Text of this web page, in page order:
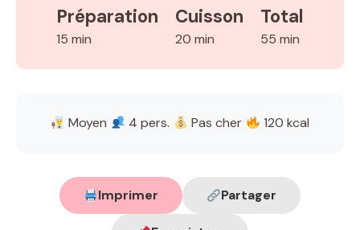
Préparation
15 min
Cuisson
20 min
Total
55 min
Moyen 4 pers. Pas cher 120 kcal
Imprimer Partager